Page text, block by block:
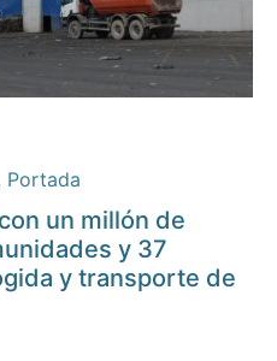
Portada
un millón de
y 37
y transporte de